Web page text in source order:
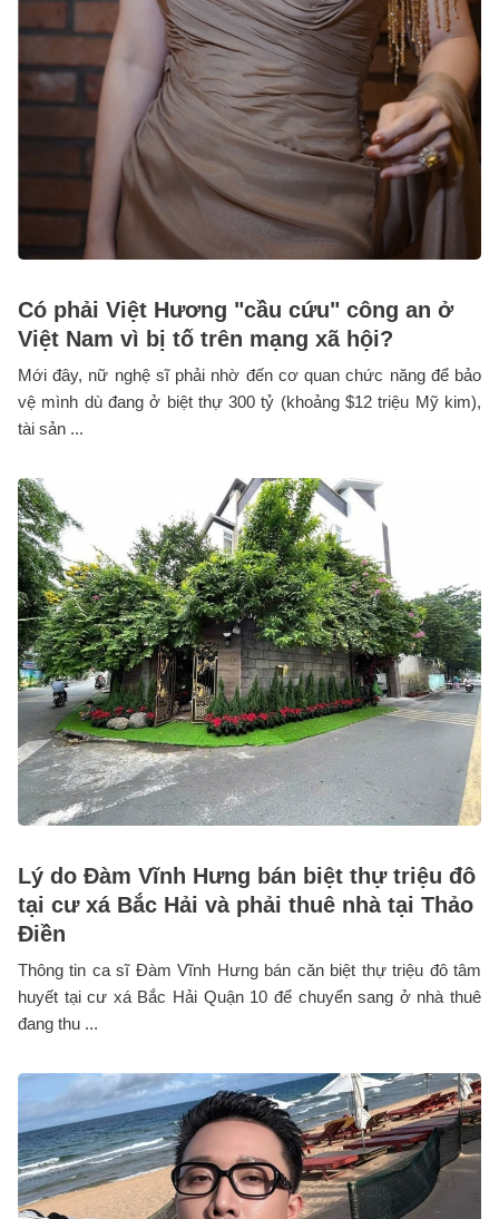
Có phải Việt Hương "cầu cứu" công an ở
Việt Nam vì bị tố trên mạng xã hội?
Mới đây, nữ nghệ sĩ phải nhờ đến cơ quan chức năng để bảo
vệ mình dù đang ở biệt thự 300 tỷ (khoảng $12 triệu Mỹ kim),
tài sản ...
Lý do Đàm Vĩnh Hưng bán biệt thự triệu đô
tại cư xá Bắc Hải và phải thuê nhà tại Thảo
Điền
Thông tin ca sĩ Đàm Vĩnh Hưng bán căn biệt thự triệu đô tâm
huyết tại cư xá Bắc Hải Quận 10 để chuyển sang ở nhà thuê
đang thu ...